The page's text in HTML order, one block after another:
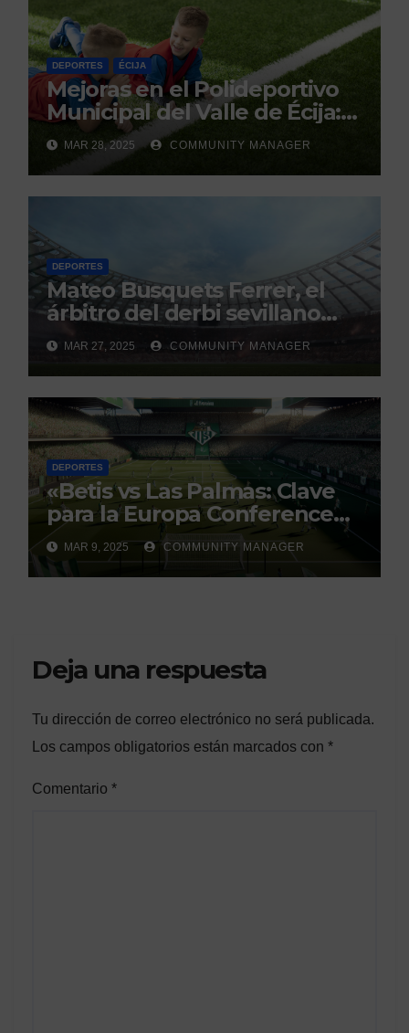
DEPORTES ÉCIJA
Mejoras en el Polideportivo
Municipal del Valle de Écija:
Renovación y Mantenimiento
Continuo.
MAR 28, 2025 COMMUNITY MANAGER
DEPORTES
Mateo Busquets Ferrer, el
árbitro del derbi sevillano
con un historial que genera
debate
MAR 27, 2025 COMMUNITY MANAGER
DEPORTES
«Betis vs Las Palmas: Clave
para la Europa Conference
League»
MAR 9, 2025 COMMUNITY MANAGER
Deja una respuesta
Tu dirección de correo electrónico no será publicada.
Los campos obligatorios están marcados con *
Comentario *